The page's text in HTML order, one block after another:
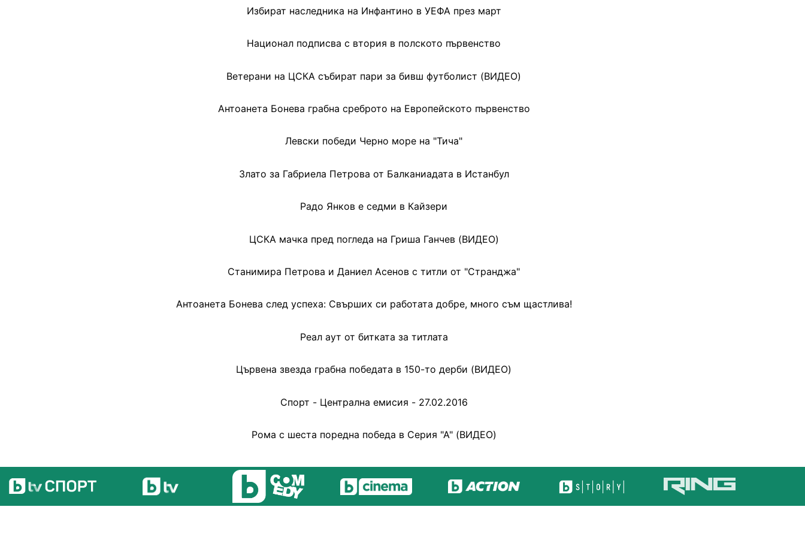
Избират наследника на Инфантино в УЕФА през март
Национал подписва с втория в полското първенство
Ветерани на ЦСКА събират пари за бивш футболист (ВИДЕО)
Антоанета Бонева грабна среброто на Европейското първенство
Левски победи Черно море на "Тича"
Злато за Габриела Петрова от Балканиадата в Истанбул
Радо Янков е седми в Кайзери
ЦСКА мачка пред погледа на Гриша Ганчев (ВИДЕО)
Станимира Петрова и Даниел Асенов с титли от "Странджа"
Антоанета Бонева след успеха: Свърших си работата добре, много съм щастлива!
Реал аут от битката за титлата
Цървена звезда грабна победата в 150-то дерби (ВИДЕО)
Спорт - Централна емисия - 27.02.2016
Рома с шеста поредна победа в Серия "А" (ВИДЕО)